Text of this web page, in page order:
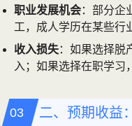
职业发展机会：部分企
工，成人学历在某些行
收入损失：如果选择脱
入；如果选择在职学习
二、预期收益